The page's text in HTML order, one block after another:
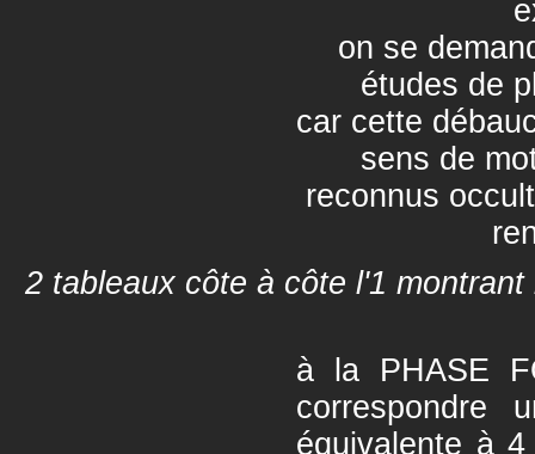
on se
études de
car cette
sens de
reconnus
2 tableaux côte à côte l'1
à la PHASE
correspondre
équivalente à